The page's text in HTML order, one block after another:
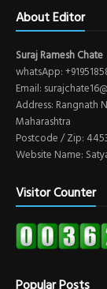
About Editor
Suraj Ramesh Chate
whatsApp:
Email:
Address: Rangnath
Maharashtra
Postcode / Zip:
Website Name:
Visitor Counter